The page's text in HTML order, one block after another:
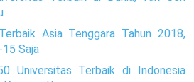
Asia Tenggara Tahun 2018,
15 Saja
Universitas Terbaik di Indonesia